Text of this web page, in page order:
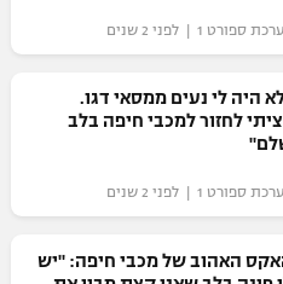
ספורט 1 | לפני 2 שנים
היה לי נעים ממסאי דגו.
לחזור למכבי חיפה בלב
ספורט 1 | לפני 2 שנים
האהוב של מכבי חיפה: "יש